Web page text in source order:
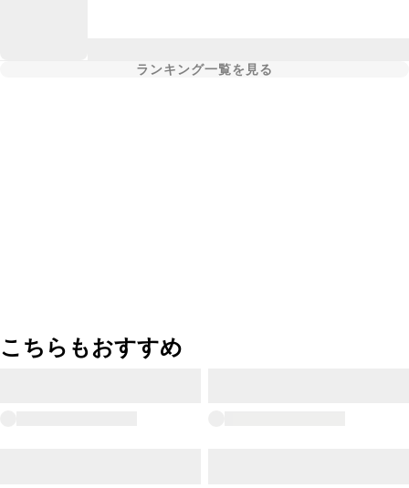
ランキング一覧を見る
こちらもおすすめ